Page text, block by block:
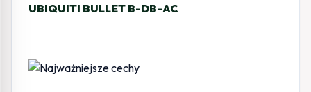
UBIQUITI BULLET B-DB-AC